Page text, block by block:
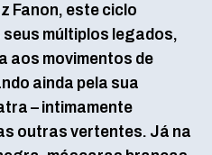
Fanon, este ciclo
múltiplos legados,
aos movimentos de
ainda pela sua
– intimamente
outras vertentes. Já na